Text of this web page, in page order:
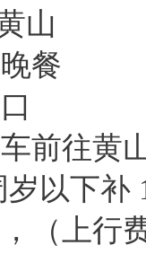
山
餐
前往黄
岁以下补
（上行